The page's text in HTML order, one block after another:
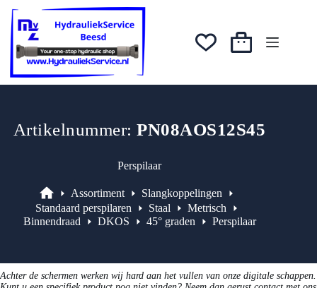
naar
inhoud
was:
€8,58.
€6,86.
Winkelwagen
Artikelnummer:PN08AOS12S45
Perspilaar
Assortiment
Assortiment
Slangkoppelingen
Standaard perspilaren
Staal
Metrisch
Binnendraad
DKOS 45° graden Perspilaar
Achter de schermen werken wij hard aan het vullen van onze digitale schappen.